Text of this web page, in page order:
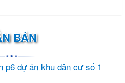
BÁN
p6 dự án khu dân cư số 1